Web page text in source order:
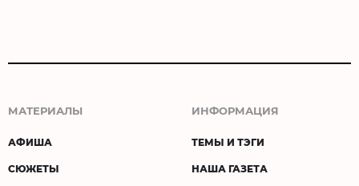
МАТЕРИАЛЫ
АФИША
СЮЖЕТЫ
ИНФОРМАЦИЯ
ТЕМЫ И ТЭГИ
НАША ГАЗЕТА